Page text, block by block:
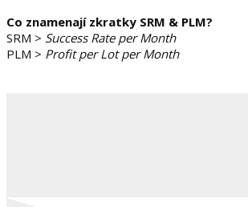
Co znamenají zkratky SRM & PLM?
SRM > Success Rate per Month
PLM > Profit per Lot per Month